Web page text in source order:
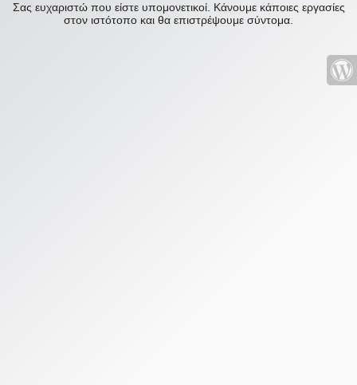
Σας ευχαριστώ που είστε υπομονετικοί. Κάνουμε κάποιες εργασίες
στον ιστότοπο και θα επιστρέψουμε σύντομα.